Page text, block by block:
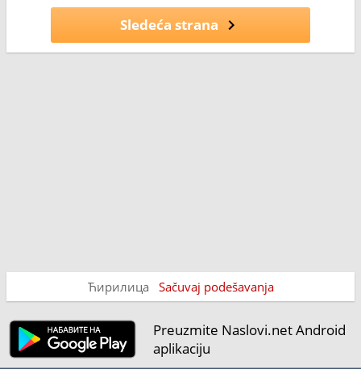
Sledeća strana
Ћирилица Sačuvaj podešavanja
Preuzmite Naslovi.net Android
aplikaciju